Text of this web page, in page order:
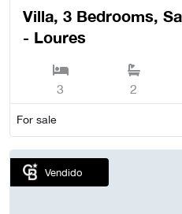
Villa, 3 Bedrooms,
- Loures
3 2
For sale
Vendido